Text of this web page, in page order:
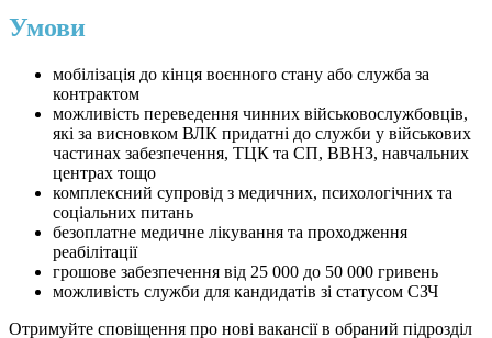
Умови
мобілізація до кінця воєнного стану або служба за
контрактом
можливість переведення чинних військовослужбовців,
які за висновком ВЛК придатні до служби у військових
частинах забезпечення, ТЦК та СП, ВВНЗ, навчальних
центрах тощо
комплексний супровід з медичних, психологічних та
соціальних питань
безоплатне медичне лікування та проходження
реабілітації
грошове забезпечення від 25 000 до 50 000 гривень
можливість служби для кандидатів зі статусом СЗЧ
Отримуйте сповіщення про нові вакансії в обраний підрозділ